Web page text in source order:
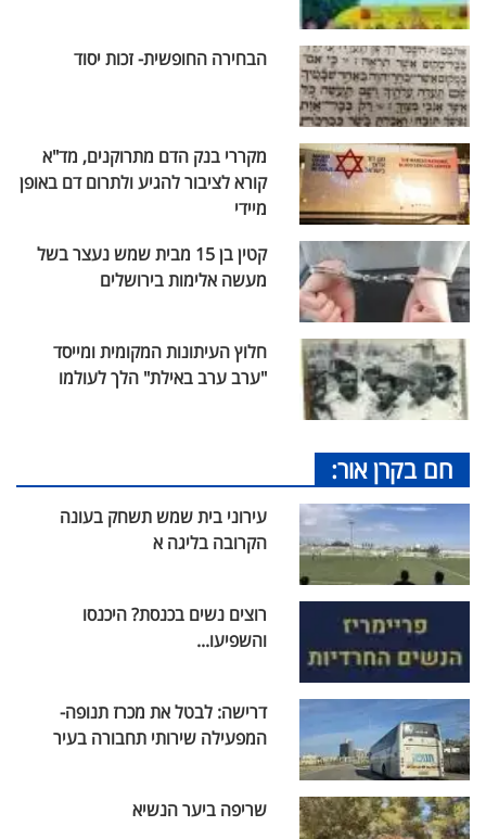
הבחירה החופשית- זכות יסוד
מקררי בנק הדם מתרוקנים, מד"א
קורא לציבור להגיע ולתרום דם באופן
מיידי
קטין בן 15 מבית שמש נעצר בשל
מעשה אלימות בירושלים
חלוץ העיתונות המקומית ומייסד
"ערב ערב באילת" הלך לעולמו
חם בקרן אור:
עירוני בית שמש תשחק בעונה
הקרובה בליגה א
רוצים נשים בכנסת? היכנסו
והשפיעו...
דרישה: לבטל את מכרז תנופה-
המפעילה שירותי תחבורה בעיר
שריפה ביער הנשיא